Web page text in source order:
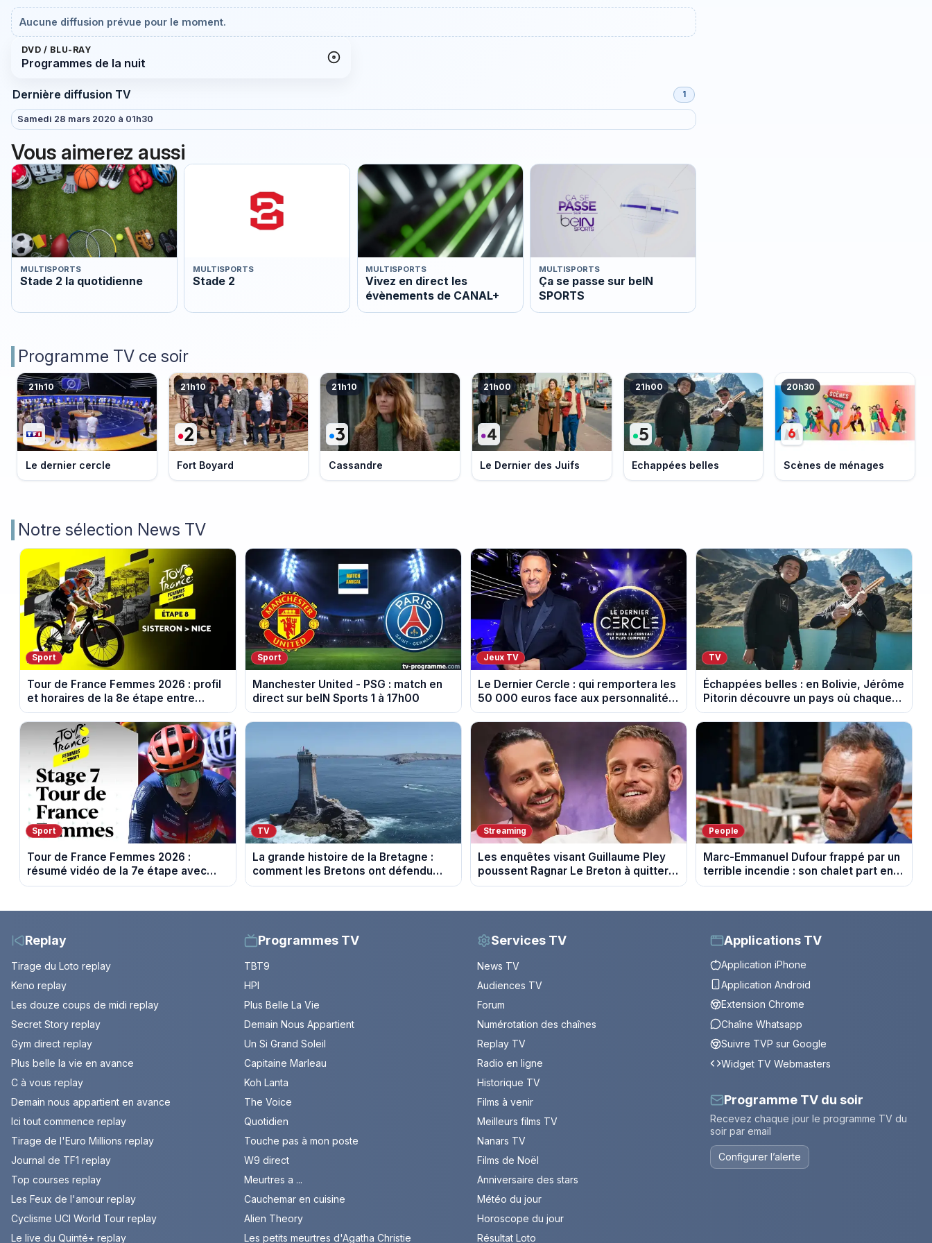
Aucune diffusion prévue pour le moment.
DVD / BLU-RAY
Programmes de la nuit
Dernière diffusion TV 1
Samedi 28 mars 2020 à 01h30
Vous aimerez aussi
MULTISPORTS
Stade 2 la quotidienne
MULTISPORTS
Stade 2
MULTISPORTS
Vivez en direct les
évènements de CANAL+
MULTISPORTS
Ça se passe sur beIN
SPORTS
Programme TV ce soir
21h10
Le dernier cercle
21h10
Fort Boyard
21h10
Cassandre
21h00
Le Dernier des Juifs
21h00
Echappées belles
20h30
Scènes de ménages
Notre sélection News TV
Sport
Tour de France Femmes 2026 : profil
et horaires de la 8e étape entre
Sisteron et Nice
Sport
Manchester United - PSG : match en
direct sur beIN Sports 1 à 17h00
Jeux TV
Le Dernier Cercle : qui remportera les
50 000 euros face aux personnalités
?
TV
Échappées belles : en Bolivie, Jérôme
Pitorin découvre un pays où chaque
sommet se mérite
Sport
Tour de France Femmes 2026 :
résumé vidéo de la 7e étape avec
l'ascension du Mont Ventoux
TV
La grande histoire de la Bretagne :
comment les Bretons ont défendu
leur culture au fil des décennies
Streaming
Les enquêtes visant Guillaume Pley
poussent Ragnar Le Breton à quitter
la tournée Legend
People
Marc-Emmanuel Dufour frappé par un
terrible incendie : son chalet part en
fumée
Replay
Tirage du Loto replay
Keno replay
Les douze coups de midi replay
Secret Story replay
Gym direct replay
Plus belle la vie en avance
C à vous replay
Demain nous appartient en avance
Ici tout commence replay
Tirage de l'Euro Millions replay
Journal de TF1 replay
Top courses replay
Les Feux de l'amour replay
Cyclisme UCI World Tour replay
Le live du Quinté+ replay
Programmes TV
TBT9
HPI
Plus Belle La Vie
Demain Nous Appartient
Un Si Grand Soleil
Capitaine Marleau
Koh Lanta
The Voice
Quotidien
Touche pas à mon poste
W9 direct
Meurtres a ...
Cauchemar en cuisine
Alien Theory
Les petits meurtres d'Agatha Christie
Services TV
News TV
Audiences TV
Forum
Numérotation des chaînes
Replay TV
Radio en ligne
Historique TV
Films à venir
Meilleurs films TV
Nanars TV
Films de Noël
Anniversaire des stars
Météo du jour
Horoscope du jour
Résultat Loto
Applications TV
Application iPhone
Application Android
Extension Chrome
Chaîne Whatsapp
Suivre TVP sur Google
Widget TV Webmasters
Programme TV du soir
Recevez chaque jour le programme TV du
soir par email
Configurer l’alerte